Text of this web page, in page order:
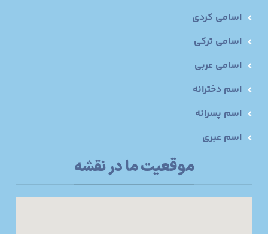
اسامی کردی
اسامی ترکی
اسامی عربی
اسم دخترانه
اسم پسرانه
اسم عبری
موقعیت ما در نقشه